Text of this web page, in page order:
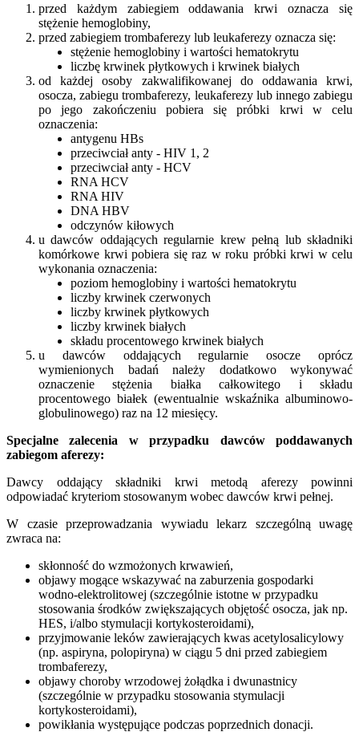
przed każdym zabiegiem oddawania krwi oznacza się
stężenie hemoglobiny,
przed zabiegiem trombaferezy lub leukaferezy oznacza się:
stężenie hemoglobiny i wartości hematokrytu
liczbę krwinek płytkowych i krwinek białych
od każdej osoby zakwalifikowanej do oddawania krwi,
osocza, zabiegu trombaferezy, leukaferezy lub innego zabiegu
po jego zakończeniu pobiera się próbki krwi w celu
oznaczenia:
antygenu HBs
przeciwciał anty - HIV 1, 2
przeciwciał anty - HCV
RNA HCV
RNA HIV
DNA HBV
odczynów kiłowych
u dawców oddających regularnie krew pełną lub składniki
komórkowe krwi pobiera się raz w roku próbki krwi w celu
wykonania oznaczenia:
poziom hemoglobiny i wartości hematokrytu
liczby krwinek czerwonych
liczby krwinek płytkowych
liczby krwinek białych
składu procentowego krwinek białych
u dawców oddających regularnie osocze oprócz
wymienionych badań należy dodatkowo wykonywać
oznaczenie stężenia białka całkowitego i składu
procentowego białek (ewentualnie wskaźnika albuminowo-
globulinowego) raz na 12 miesięcy.
Specjalne zalecenia w przypadku dawców poddawanych
zabiegom aferezy:
Dawcy oddający składniki krwi metodą aferezy powinni
odpowiadać kryteriom stosowanym wobec dawców krwi pełnej.
W czasie przeprowadzania wywiadu lekarz szczególną uwagę
zwraca na:
skłonność do wzmożonych krwawień,
objawy mogące wskazywać na zaburzenia gospodarki
wodno-elektrolitowej (szczególnie istotne w przypadku
stosowania środków zwiększających objętość osocza, jak np.
HES, i/albo stymulacji kortykosteroidami),
przyjmowanie leków zawierających kwas acetylosalicylowy
(np. aspiryna, polopiryna) w ciągu 5 dni przed zabiegiem
trombaferezy,
objawy choroby wrzodowej żołądka i dwunastnicy
(szczególnie w przypadku stosowania stymulacji
kortykosteroidami),
powikłania występujące podczas poprzednich donacji.